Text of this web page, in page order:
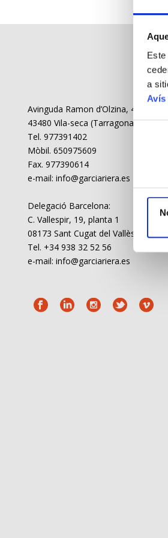
a
Avís
Avinguda Ramon d’Olzina, 48-50
43480 Vila-seca (Tarragona)
Tel. 977391402
Mòbil. 650975609
Fax. 977390614
e-mail: info@garciariera.es
Delegació Barcelona:
C. Vallespir, 19, planta 1
08173 Sant Cugat del Vallès
Tel. +34 938 32 52 56
e-mail: info@garciariera.es